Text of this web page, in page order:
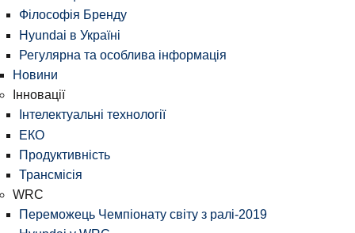
Філософія Бренду
Hyundai в Україні
Регулярна та особлива інформація
Новини
Інновації
Інтелектуальні технології
ЕКО
Продуктивність
Трансмісія
WRC
Переможець Чемпіонату світу з ралі-2019